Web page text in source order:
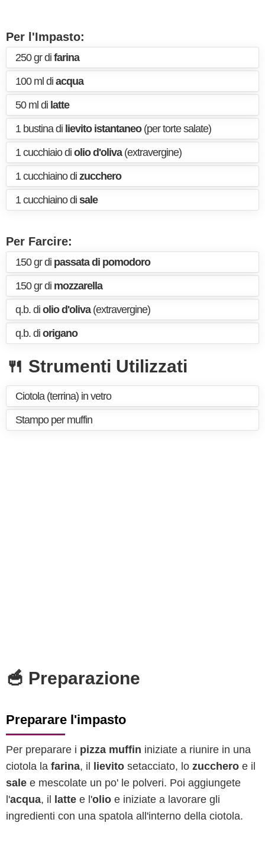
Per l'Impasto:
250 gr di farina
100 ml di acqua
50 ml di latte
1 bustina di lievito istantaneo(per torte salate)
1 cucchiaio di olio d'oliva(extravergine)
1 cucchiaino di zucchero
1 cucchiaino di sale
Per Farcire:
150 gr di passata di pomodoro
150 gr di mozzarella
q.b. di olio d'oliva(extravergine)
q.b. di origano
🍴 Strumenti Utilizzati
Ciotola (terrina) in vetro
Stampo per muffin
🥣 Preparazione
Preparare l'impasto
Per preparare i pizza muffin iniziate a riunire in una
ciotola la farina, il lievito setacciato, lo zucchero e il
sale e mescolate un po' le polveri. Poi aggiungete
l'acqua, il latte e l'olio e iniziate a lavorare gli
ingredienti con una spatola all'interno della ciotola.